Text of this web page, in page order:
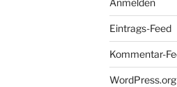
Anmelden
Eintrags-Feed
Kommentar-
WordPress.org